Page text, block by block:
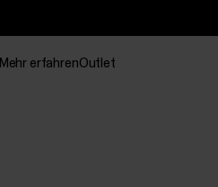
Mehr erfahrenOutlet